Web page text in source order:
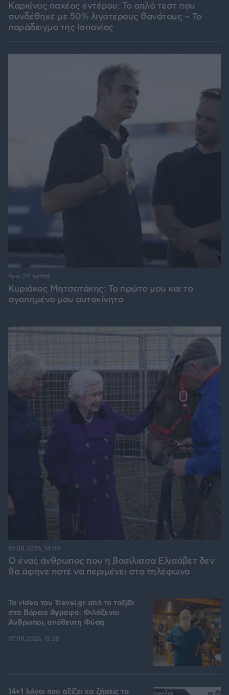
Καρκίνος παχέος εντέρου: Το απλό τεστ που
συνδέθηκε με 50% λιγότερους θανάτους – Το
παράδειγμα της Ισπανίας
Κυριάκος Μητσοτάκης: Το πρώτο μου και το
αγαπημένο μου αυτοκίνητο
πριν 20 λεπτά
Ο ένας άνθρωπος που η βασίλισσα Ελισάβετ δεν
θα άφηνε ποτέ να περιμένει στο τηλέφωνο
07.08.2026, 14:00
To video του Travel.gr από το ταξίδι
στα Βόρεια Άγραφα: Φιλόξενοι
Άνθρωποι, ανόθευτη Φύση
07.08.2026, 12:38
14+1 λόγοι που αξίζει να ζήσεις το